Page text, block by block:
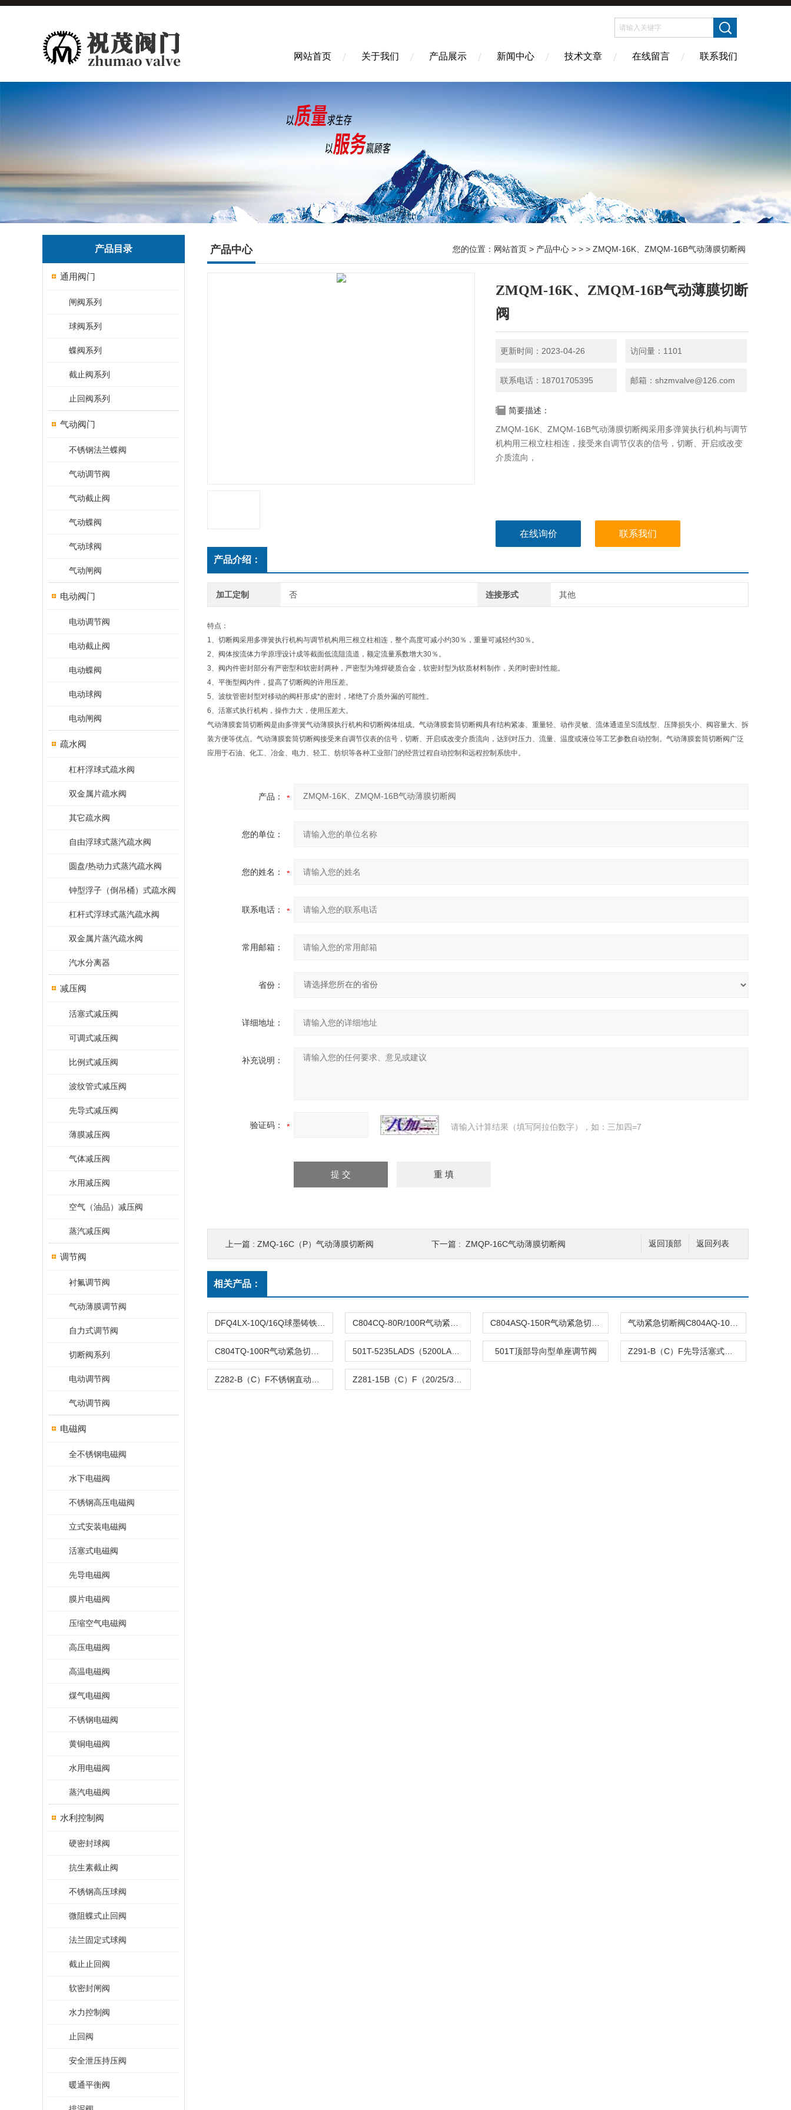
网站首页 关于我们 产品展示 新闻中心 技术文章 在线留言 联系我们
产品目录
通用阀门
闸阀系列
球阀系列
蝶阀系列
截止阀系列
止回阀系列
气动阀门
不锈钢法兰蝶阀
气动调节阀
气动截止阀
气动蝶阀
气动球阀
气动闸阀
电动阀门
电动调节阀
电动截止阀
电动蝶阀
电动球阀
电动闸阀
疏水阀
杠杆浮球式疏水阀
双金属片疏水阀
其它疏水阀
自由浮球式蒸汽疏水阀
圆盘/热动力式蒸汽疏水阀
钟型浮子（倒吊桶）式疏水阀
杠杆式浮球式蒸汽疏水阀
双金属片蒸汽疏水阀
汽水分离器
减压阀
活塞式减压阀
可调式减压阀
比例式减压阀
波纹管式减压阀
先导式减压阀
薄膜减压阀
气体减压阀
水用减压阀
空气（油品）减压阀
蒸汽减压阀
调节阀
衬氟调节阀
气动薄膜调节阀
自力式调节阀
切断阀系列
电动调节阀
气动调节阀
电磁阀
全不锈钢电磁阀
水下电磁阀
不锈钢高压电磁阀
立式安装电磁阀
活塞式电磁阀
先导电磁阀
膜片电磁阀
压缩空气电磁阀
高压电磁阀
高温电磁阀
煤气电磁阀
不锈钢电磁阀
黄铜电磁阀
水用电磁阀
蒸汽电磁阀
水利控制阀
硬密封球阀
抗生素截止阀
不锈钢高压球阀
微阻蝶式止回阀
法兰固定式球阀
截止止回阀
软密封闸阀
水力控制阀
止回阀
安全泄压持压阀
暖通平衡阀
产品中心 您的位置： 网站首页 > 产品中心 > > > ZMQM-16K、ZMQM-16B气动薄膜切断阀
ZMQM-16K、ZMQM-16B气动薄膜切断
阀
更新时间：2023-04-26 访问量：1101
联系电话：18701705395 邮箱：shzmvalve@126.com
简要描述：
ZMQM-16K、ZMQM-16B气动薄膜切断阀采用多弹簧执行机构与调节
机构用三根立柱相连，接受来自调节仪表的信号，切断、开启或改变
介质流向，
在线询价 联系我们
产品介绍：
加工定制 否 连接形式 其他
特点：
1、切断阀采用多弹簧执行机构与调节机构用三根立柱相连，整个高度可减小约30％，重量可减轻约30％。
2、阀体按流体力学原理设计成等截面低流阻流道，额定流量系数增大30％。
3、阀内件密封部分有严密型和软密封两种，严密型为堆焊硬质合金，软密封型为软质材料制作，关闭时密封性能。
4、平衡型阀内件，提高了切断阀的许用压差。
5、波纹管密封型对移动的阀杆形成*的密封，堵绝了介质外漏的可能性。
6、活塞式执行机构，操作力大，使用压差大。
气动薄膜套筒切断阀是由多弹簧气动薄膜执行机构和切断阀体组成。气动薄膜套筒切断阀具有结构紧凑、重量轻、动作灵敏、流体通道呈S流线型、压降损失小、阀容量大、拆
装方便等优点。气动薄膜套筒切断阀接受来自调节仪表的信号，切断、开启或改变介质流向，达到对压力、流量、温度或液位等工艺参数自动控制。气动薄膜套筒切断阀广泛
应用于石油、化工、冶金、电力、轻工、纺织等各种工业部门的经营过程自动控制和远程控制系统中。
产品：
您的单位：
您的姓名：
联系电话：
常用邮箱：
省份：
详细地址：
补充说明：
验证码： 请输入计算结果（填写阿拉伯数字），如：三加四=7
返回列表
返回顶部
上一篇 : ZMQ-16C（P）气动薄膜切断阀 下一篇 : ZMQP-16C气动薄膜切断阀
相关产品：
501T顶部导向型单座调节阀